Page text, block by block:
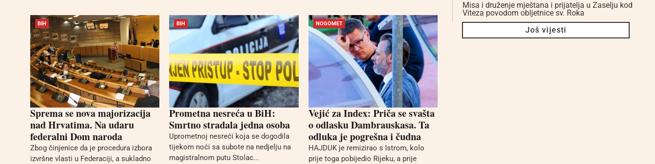
BIH
Sprema se nova majorizacija
nad Hrvatima. Na udaru
federalni Dom naroda
Zbog činjenice da je procedura izbora
izvršne vlasti u Federaciji, a sukladno
BIH
Prometna nesreća u BiH:
Smrtno stradala jedna osoba
Uprometnoj nesreći koja se dogodila
tijekom noći sa subote na nedjelju na
magistralnom putu Stolac...
NOGOMET
Vejić za Index: Priča se svašta
o odlasku Dambrauskasa. Ta
odluka je pogrešna i čudna
HAJDUK je remizirao s Istrom, kolo
prije toga pobijedio Rijeku, a prije
Misa i druženje mještana i prijatelja u Zaselju kod
Viteza povodom obljetnice sv. Roka
Još vijesti